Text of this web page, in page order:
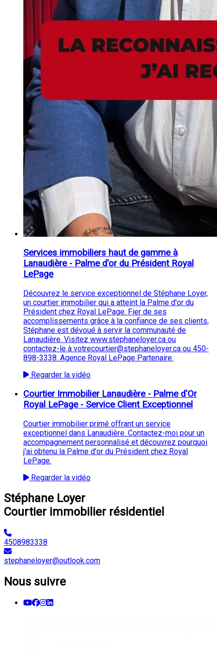
Services immobiliers haut de gamme à
Lanaudière - Palme d'or du Président Royal
LePage
Découvrez le service exceptionnel de Stéphane Loyer,
un courtier immobilier qui a atteint la Palme d'or du
Président chez Royal LePage. Fier de ses
accomplissements grâce à la confiance de ses clients,
Stéphane est dévoué à servir la communauté de
Lanaudière. Visitez www.stephaneloyer.ca ou
contactez-le à votrecourtier@stephaneloyer.ca ou 450-
898-3338. Agence Royal LePage Partenaire.
Regarder la vidéo
Courtier Immobilier Lanaudière - Palme d'Or
Royal LePage - Service Client Exceptionnel
Courtier immobilier primé offrant un service
exceptionnel dans Lanaudière. Contactez-moi pour un
accompagnement personnalisé et découvrez pourquoi
j'ai obtenu la Palme d'or du Président chez Royal
LePage.
Regarder la vidéo
Stéphane Loyer
Courtier immobilier résidentiel
4508983338
stephaneloyer@outlook.com
Nous suivre